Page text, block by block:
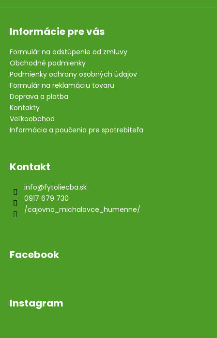
Informácie pre vás
Formulár na odstúpenie od zmluvy
Obchodné podmienky
Podmienky ochrany osobných údajov
Formulár na reklamáciu tovaru
Doprava a platba
Kontakty
Veľkoobchod
Informácia a poučenia pre spotrebiteľa
Kontakt
info@fytoliecba.sk
0917 679 730
/cajovna_michalovce_humenne/
Facebook
Instagram